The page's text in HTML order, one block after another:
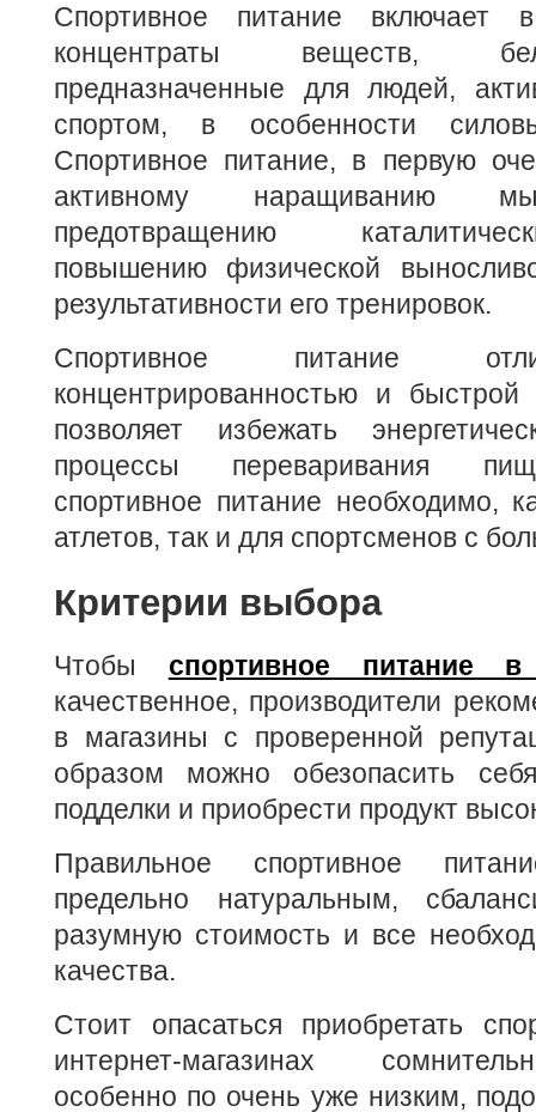
Спортивное питание включает
концентраты веществ,
предназначенные для людей,
спортом, в особенности
Спортивное питание, в первую
активному наращиванию
предотвращению
повышению физической
результативности его тренировок.
Спортивное питание
концентрированностью и быстрой
позволяет избежать
процессы переваривания
спортивное питание необходимо,
атлетов, так и для спортсменов с
Критерии выбора
Чтобы спортивное питание
качественное, производители
в магазины с проверенной
образом можно обезопасить
подделки и приобрести продукт
Правильное спортивное
предельно натуральным,
разумную стоимость и все
качества.
Стоит опасаться приобретать
интернет-магазинах
особенно по очень уже низким,